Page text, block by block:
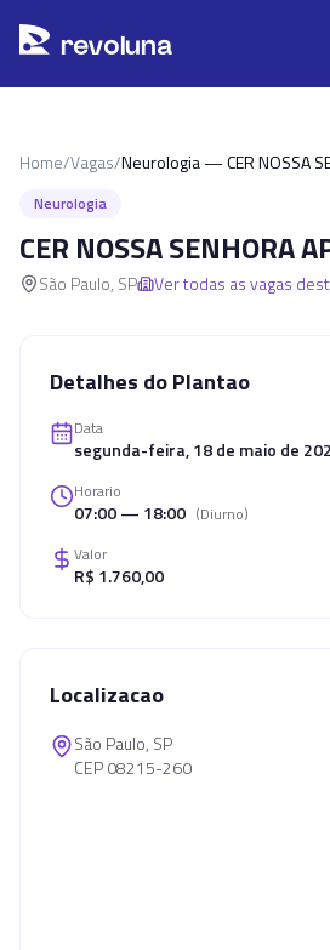
revoluna
Home/Vagas/Neurologia — CER NOSSA
Neurologia
CER NOSSA SENHORA
São Paulo, SP Ver todas as vagas
Detalhes do Plantao
Data
segunda-feira, 18 de maio de
Horario
07:00 — 18:00 (Diurno)
Valor
R$ 1.760,00
Localizacao
São Paulo, SP
CEP 08215-260